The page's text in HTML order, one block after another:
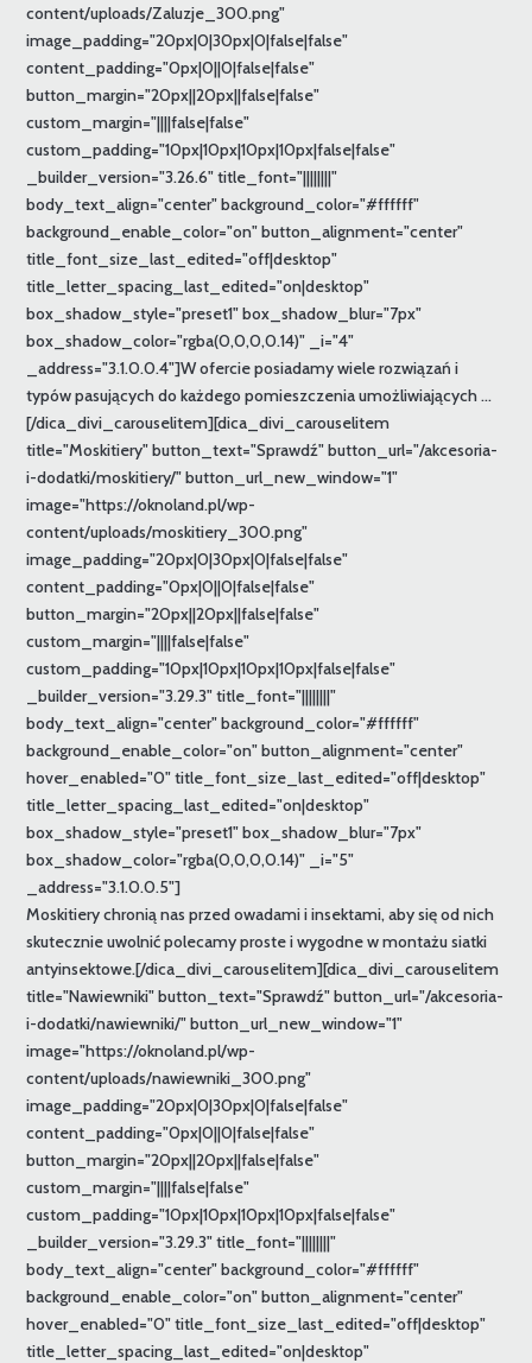
content/uploads/Zaluzje_300.png"
image_padding="20px|0|30px|0|false|false"
content_padding="0px|0||0|false|false"
button_margin="20px||20px||false|false"
custom_margin="||||false|false"
custom_padding="10px|10px|10px|10px|false|false"
_builder_version="3.26.6" title_font="||||||||"
body_text_align="center" background_color="#ffffff"
background_enable_color="on" button_alignment="center"
title_font_size_last_edited="off|desktop"
title_letter_spacing_last_edited="on|desktop"
box_shadow_style="preset1" box_shadow_blur="7px"
box_shadow_color="rgba(0,0,0,0.14)" _i="4"
_address="3.1.0.0.4"]W ofercie posiadamy wiele rozwiązań i
typów pasujących do każdego pomieszczenia umożliwiających ...
[/dica_divi_carouselitem][dica_divi_carouselitem
title="Moskitiery" button_text="Sprawdź" button_url="/akcesoria-
i-dodatki/moskitiery/" button_url_new_window="1"
image="https://oknoland.pl/wp-
content/uploads/moskitiery_300.png"
image_padding="20px|0|30px|0|false|false"
content_padding="0px|0||0|false|false"
button_margin="20px||20px||false|false"
custom_margin="||||false|false"
custom_padding="10px|10px|10px|10px|false|false"
_builder_version="3.29.3" title_font="||||||||"
body_text_align="center" background_color="#ffffff"
background_enable_color="on" button_alignment="center"
hover_enabled="0" title_font_size_last_edited="off|desktop"
title_letter_spacing_last_edited="on|desktop"
box_shadow_style="preset1" box_shadow_blur="7px"
box_shadow_color="rgba(0,0,0,0.14)" _i="5"
_address="3.1.0.0.5"]
Moskitiery chronią nas przed owadami i insektami, aby się od nich
skutecznie uwolnić polecamy proste i wygodne w montażu siatki
antyinsektowe.[/dica_divi_carouselitem][dica_divi_carouselitem
title="Nawiewniki" button_text="Sprawdź" button_url="/akcesoria-
i-dodatki/nawiewniki/" button_url_new_window="1"
image="https://oknoland.pl/wp-
content/uploads/nawiewniki_300.png"
image_padding="20px|0|30px|0|false|false"
content_padding="0px|0||0|false|false"
button_margin="20px||20px||false|false"
custom_margin="||||false|false"
custom_padding="10px|10px|10px|10px|false|false"
_builder_version="3.29.3" title_font="||||||||"
body_text_align="center" background_color="#ffffff"
background_enable_color="on" button_alignment="center"
hover_enabled="0" title_font_size_last_edited="off|desktop"
title_letter_spacing_last_edited="on|desktop"